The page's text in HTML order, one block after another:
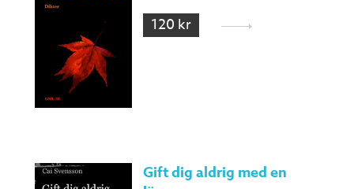
120 kr
Gift dig aldrig med en